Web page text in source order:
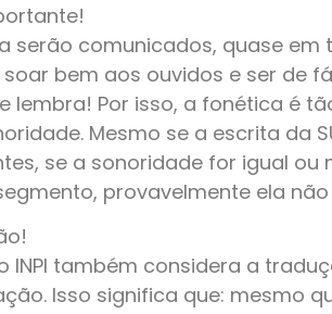
serão comunicados, quase em
bem aos ouvidos e ser de
lembra! Por isso, a fonética é
Mesmo se a escrita da
se a sonoridade for igual ou
provavelmente ela
INPI também considera a
Isso significa que: mesmo